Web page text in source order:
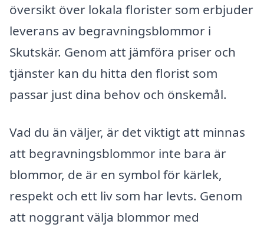
översikt över lokala florister som erbjuder
leverans av begravningsblommor i
Skutskär. Genom att jämföra priser och
tjänster kan du hitta den florist som
passar just dina behov och önskemål.
Vad du än väljer, är det viktigt att minnas
att begravningsblommor inte bara är
blommor, de är en symbol för kärlek,
respekt och ett liv som har levts. Genom
att noggrant välja blommor med